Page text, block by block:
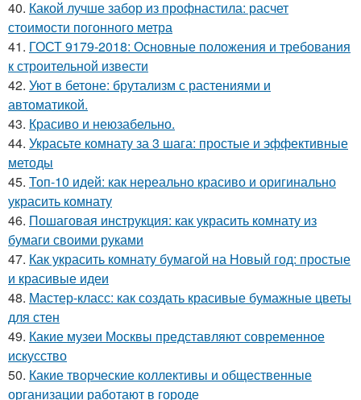
40. Какой лучше забор из профнастила: расчет
стоимости погонного метра
41. ГОСТ 9179-2018: Основные положения и требования
к строительной извести
42. Уют в бетоне: брутализм с растениями и
автоматикой.
43. Красиво и неюзабельно.
44. Украсьте комнату за 3 шага: простые и эффективные
методы
45. Топ-10 идей: как нереально красиво и оригинально
украсить комнату
46. Пошаговая инструкция: как украсить комнату из
бумаги своими руками
47. Как украсить комнату бумагой на Новый год: простые
и красивые идеи
48. Мастер-класс: как создать красивые бумажные цветы
для стен
49. Какие музеи Москвы представляют современное
искусство
50. Какие творческие коллективы и общественные
организации работают в городе